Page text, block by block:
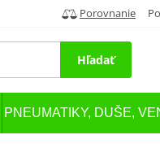
Porovnanie
Hľadať
PNEUMATIKY, DUŠE,